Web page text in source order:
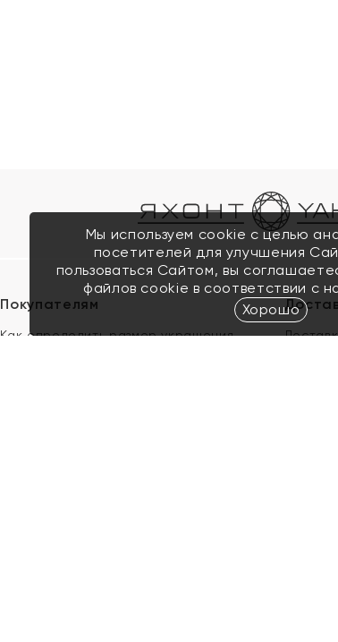
Покупателям
Как определить размер украшения
Мы используем cookie с целью
посетителей для улучшения
пользоваться Сайтом, вы
файлов cookie в соответствии с
Хорошо